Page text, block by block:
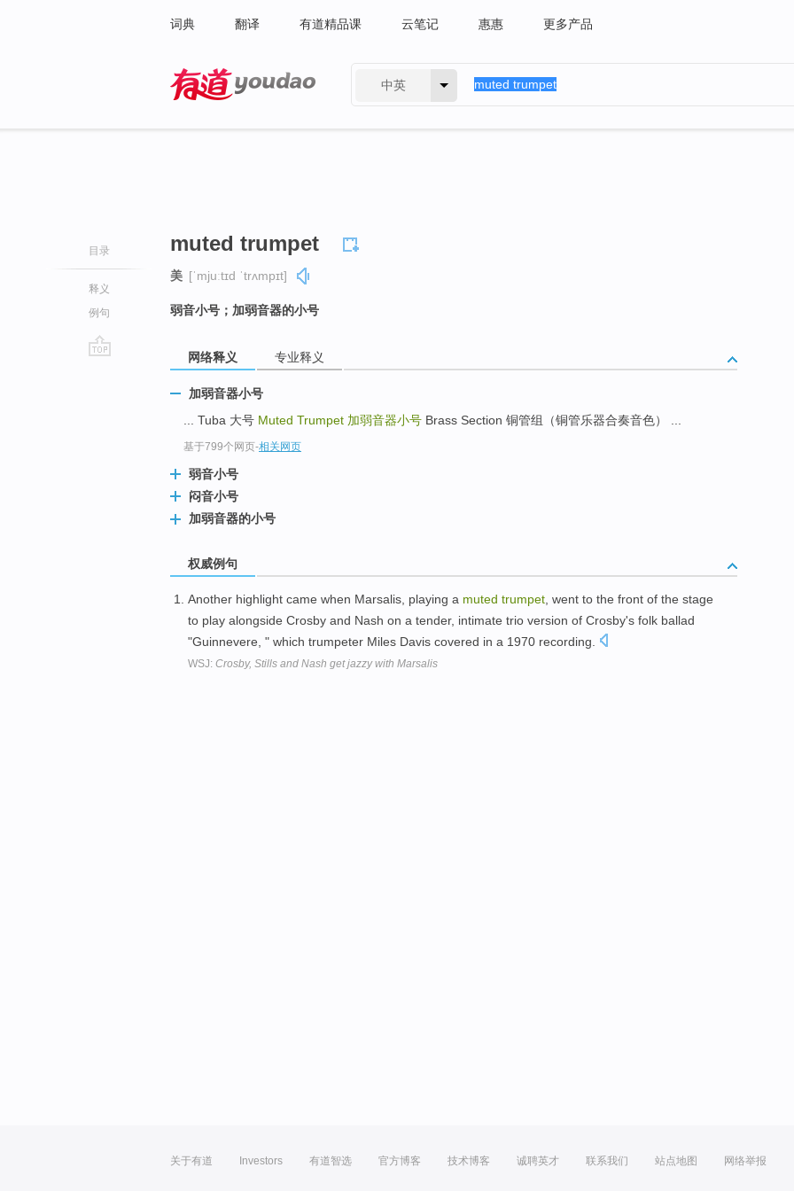
词典 翻译 有道精品课 云笔记 惠惠 更多产品
中英
目录
释义
例句
muted trumpet
美 [ˈmjuːtɪd ˈtrʌmpɪt]
弱音小号；加弱音器的小号
网络释义 专业释义
加弱音器小号
... Tuba 大号 Muted Trumpet 加弱音器小号 Brass Section 铜管组（铜管乐器合奏音色） ...
基于799个网页-相关网页
弱音小号
闷音小号
加弱音器的小号
权威例句
Another highlight came when Marsalis, playing a muted trumpet , went to the front of the stage
to play alongside Crosby and Nash on a tender, intimate trio version of Crosby's folk ballad
"Guinnevere, " which trumpeter Miles Davis covered in a 1970 recording.
WSJ: Crosby, Stills and Nash get jazzy with Marsalis
关于有道 Investors 有道智选 官方博客 技术博客 诚聘英才 联系我们 站点地图 网络举报